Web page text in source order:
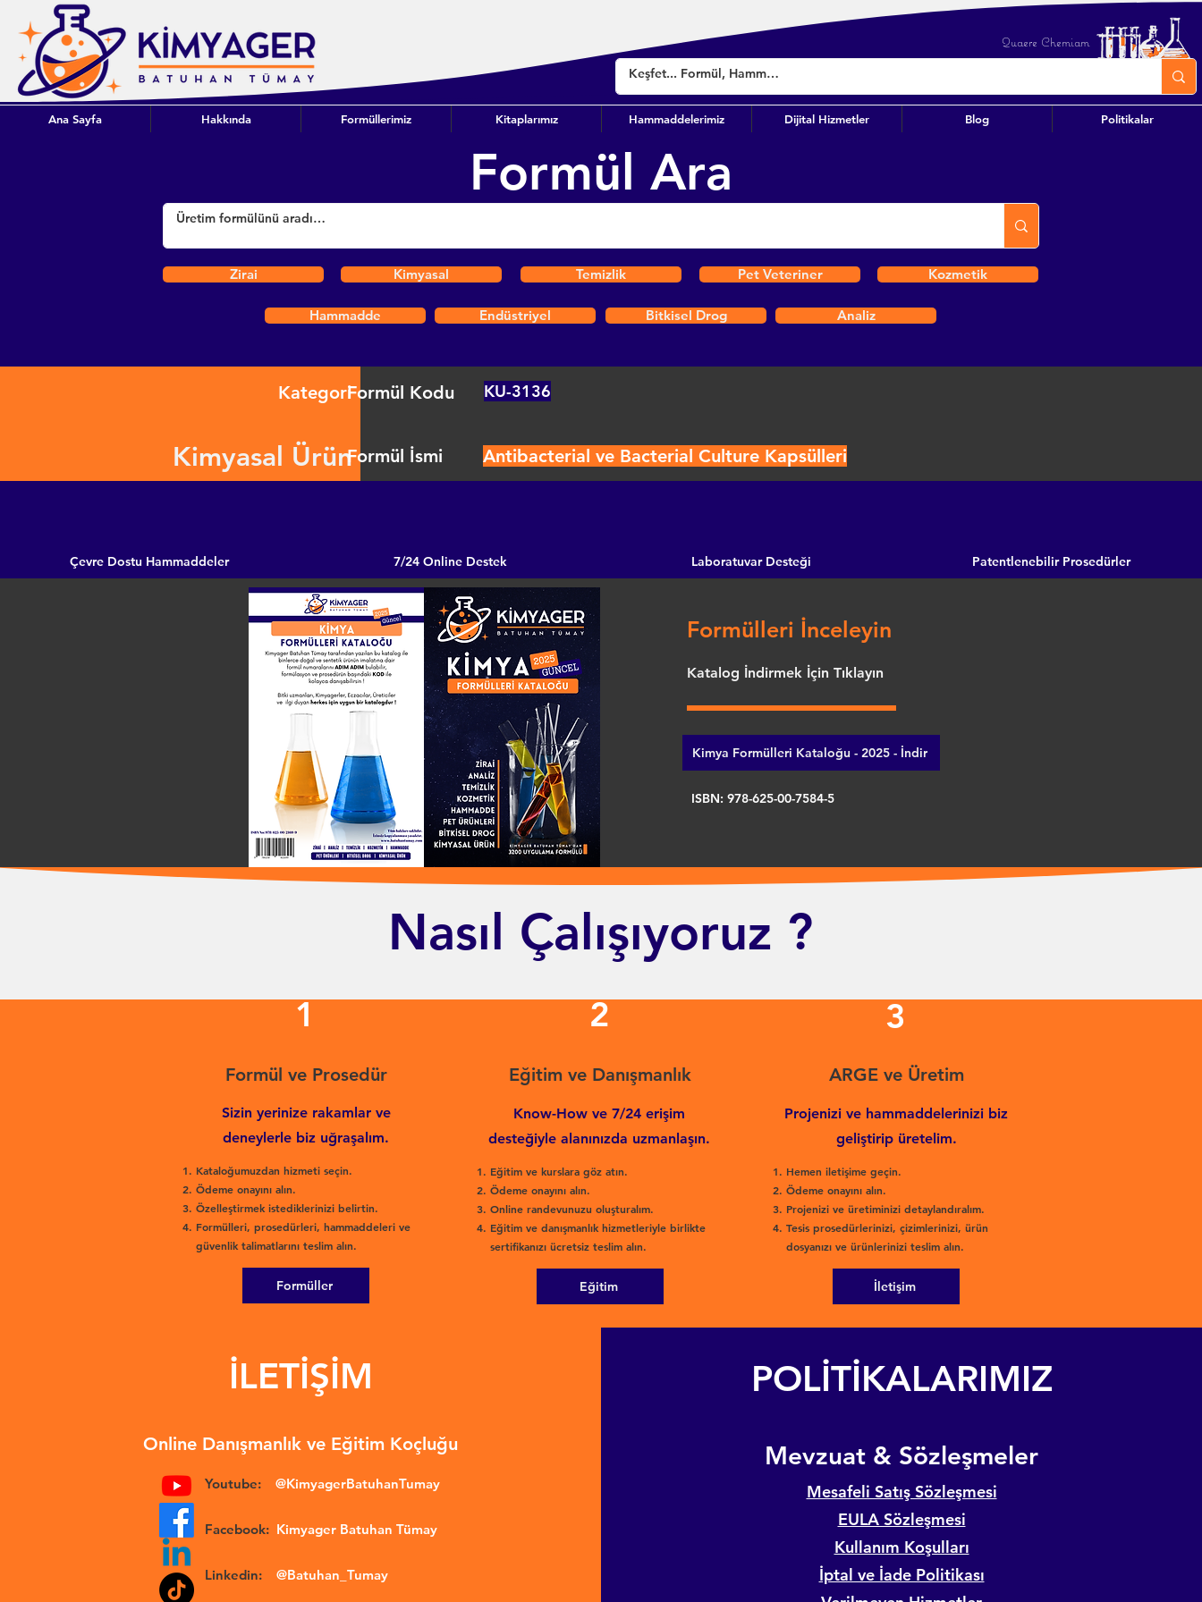
Quaere Chemiam
Ana Sayfa Hakkında Formüllerimiz Kitaplarımız Hammaddelerimiz Dijital Hizmetler Blog Politikalar
Formül Ara
Zirai Kimyasal Temizlik Pet Veteriner Kozmetik
Hammadde Endüstriyel Bitkisel Drog Analiz
Kategori
Kimyasal Ürün
Formül Kodu KU-3136
Formül İsmi Antibacterial ve Bacterial Culture Kapsülleri
Çevre Dostu Hammaddeler 7/24 Online Destek Laboratuvar Desteği Patentlenebilir Prosedürler
Formülleri İnceleyin
Katalog İndirmek İçin Tıklayın
Kimya Formülleri Kataloğu - 2025 - İndir
ISBN: 978-625-00-7584-5
Nasıl Çalışıyoruz ?
1
Formül ve Prosedür
Sizin yerinize rakamlar ve
deneylerle biz uğraşalım.
Kataloğumuzdan hizmeti seçin.
Ödeme onayını alın.
Özelleştirmek istediklerinizi belirtin.
Formülleri, prosedürleri, hammaddeleri ve
güvenlik talimatlarını teslim alın.
Formüller
2
Eğitim ve Danışmanlık
Know-How ve 7/24 erişim
desteğiyle alanınızda uzmanlaşın.
Eğitim ve kurslara göz atın.
Ödeme onayını alın.
Online randevunuzu oluşturalım.
Eğitim ve danışmanlık hizmetleriyle birlikte
sertifikanızı ücretsiz teslim alın.
Eğitim
3
ARGE ve Üretim
Hemen iletişime geçin.
Ödeme onayını alın.
Projenizi ve üretiminizi detaylandıralım.
Tesis prosedürlerinizi, çizimlerinizi, ürün
dosyanızı ve ürünlerinizi teslim alın.
Projenizi ve hammaddelerinizi biz
geliştirip üretelim.
İletişim
İLETİŞİM
Online Danışmanlık ve Eğitim Koçluğu
Youtube: @KimyagerBatuhanTumay
Facebook: Kimyager Batuhan Tümay
Linkedin: @Batuhan_Tumay
POLİTİKALARIMIZ
​Mevzuat & Sözleşmeler
Mesafeli Satış Sözleşmesi
EULA Sözleşmesi
Kullanım Koşulları
İptal ve İade Politikası